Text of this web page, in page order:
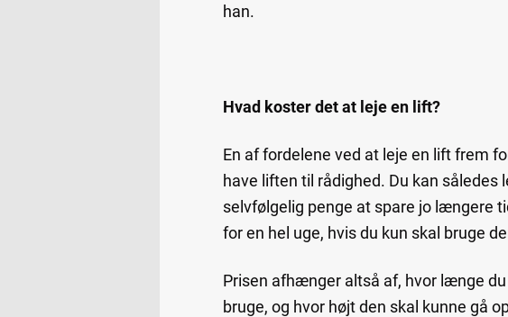
han.
Hvad koster det at leje en lift?
En af fordelene ved at leje en lift frem
have liften til rådighed. Du kan således
selvfølgelig penge at spare jo længere
for en hel uge, hvis du kun skal bruge
Prisen afhænger altså af, hvor længe
bruge, og hvor højt den skal kunne gå